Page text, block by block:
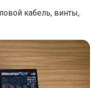
кабель, винты,